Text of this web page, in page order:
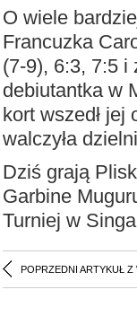
O wiele
Francuzka
(7-9), 6:3, 7:5 i
debiutantka w
kort wszedł jej
walczyła
Dziś grają
Garbine
Turniej w
POPRZEDNI ARTYKUŁ Z